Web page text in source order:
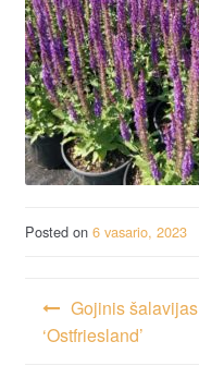
Posted on 6 vasario, 2023
Navigacija
tarp
Gojinis šalavijas
‘Ostfriesland’